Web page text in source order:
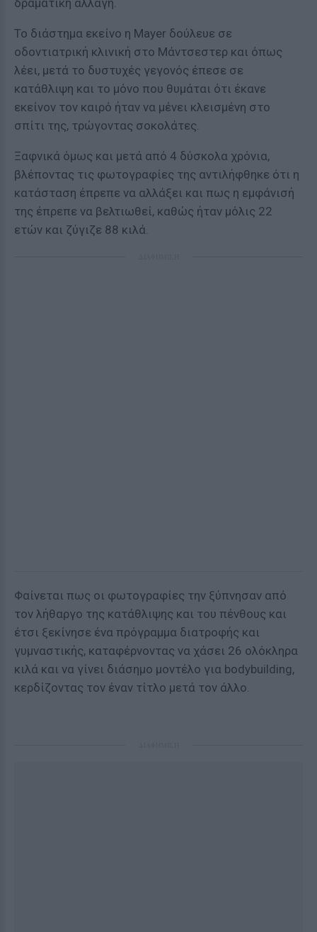
δραματική αλλαγή.
Το διάστημα εκείνο η Mayer δούλευε σε
οδοντιατρική κλινική στο Μάντσεστερ και όπως
λέει, μετά το δυστυχές γεγονός έπεσε σε
κατάθλιψη και το μόνο που θυμάται ότι έκανε
εκείνον τον καιρό ήταν να μένει κλεισμένη στο
σπίτι της, τρώγοντας σοκολάτες.
Ξαφνικά όμως και μετά από 4 δύσκολα χρόνια,
βλέποντας τις φωτογραφίες της αντιλήφθηκε ότι η
κατάσταση έπρεπε να αλλάξει και πως η εμφάνισή
της έπρεπε να βελτιωθεί, καθώς ήταν μόλις 22
ετών και ζύγιζε 88 κιλά.
Φαίνεται πως οι φωτογραφίες την ξύπνησαν από
τον λήθαργο της κατάθλιψης και του πένθους και
έτσι ξεκίνησε ένα πρόγραμμα διατροφής και
γυμναστικής, καταφέρνοντας να χάσει 26 ολόκληρα
κιλά και να γίνει διάσημο μοντέλο για bodybuilding,
κερδίζοντας τον έναν τίτλο μετά τον άλλο.